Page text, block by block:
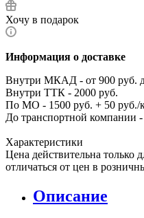
Хочу в подарок
Информация о доставке
Внутри МКАД - от 900 руб.
Внутри ТТК - 2000 руб.
По МО - 1500 руб. + 50 руб./
До транспортной компании -
Характеристики
Цена действительна только
отличаться от цен в
Описание